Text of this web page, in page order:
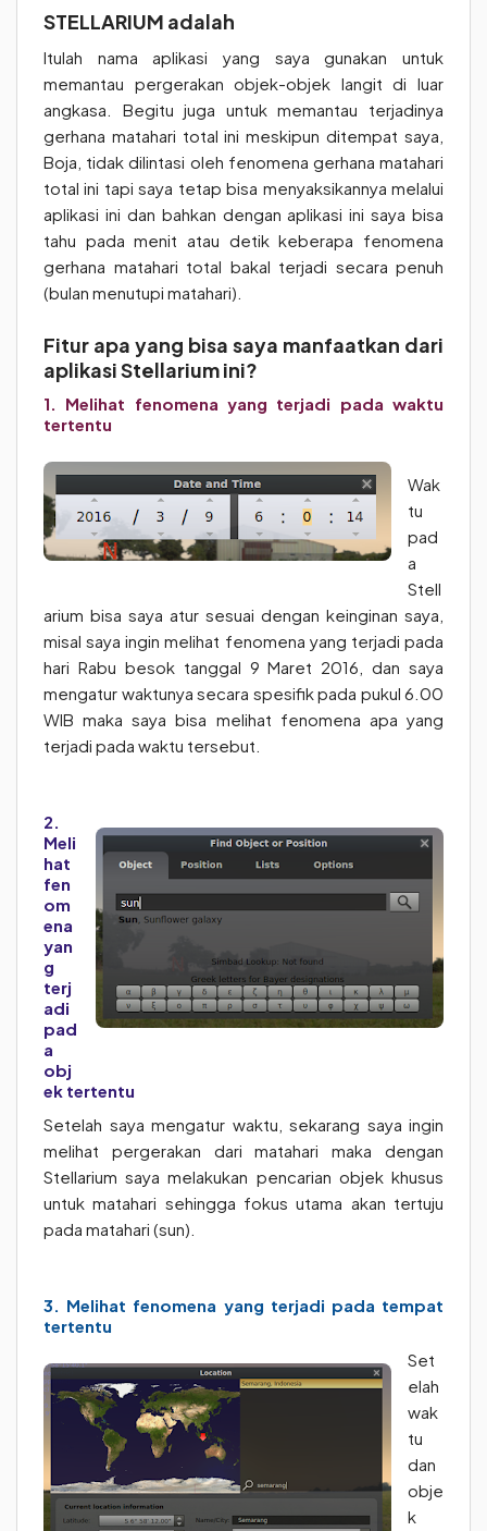
STELLARIUM adalah
Itulah nama aplikasi yang saya gunakan untuk
memantau pergerakan objek-objek langit di luar
angkasa. Begitu juga untuk memantau terjadinya
gerhana matahari total ini meskipun ditempat saya,
Boja, tidak dilintasi oleh fenomena gerhana matahari
total ini tapi saya tetap bisa menyaksikannya melalui
aplikasi ini dan bahkan dengan aplikasi ini saya bisa
tahu pada menit atau detik keberapa fenomena
gerhana matahari total bakal terjadi secara penuh
(bulan menutupi matahari).
Fitur apa yang bisa saya manfaatkan dari
aplikasi Stellarium ini?
1. Melihat fenomena yang terjadi pada waktu
tertentu
Wak
tu
pad
a
Stell
arium bisa saya atur sesuai dengan keinginan saya,
misal saya ingin melihat fenomena yang terjadi pada
hari Rabu besok tanggal 9 Maret 2016, dan saya
mengatur waktunya secara spesifik pada pukul 6.00
WIB maka saya bisa melihat fenomena apa yang
terjadi pada waktu tersebut.
2.
Meli
hat
fen
om
ena
yan
g
terj
adi
pad
a
obj
ek tertentu
Setelah saya mengatur waktu, sekarang saya ingin
melihat pergerakan dari matahari maka dengan
Stellarium saya melakukan pencarian objek khusus
untuk matahari sehingga fokus utama akan tertuju
pada matahari (sun).
3. Melihat fenomena yang terjadi pada tempat
tertentu
Set
elah
wak
tu
dan
obje
k